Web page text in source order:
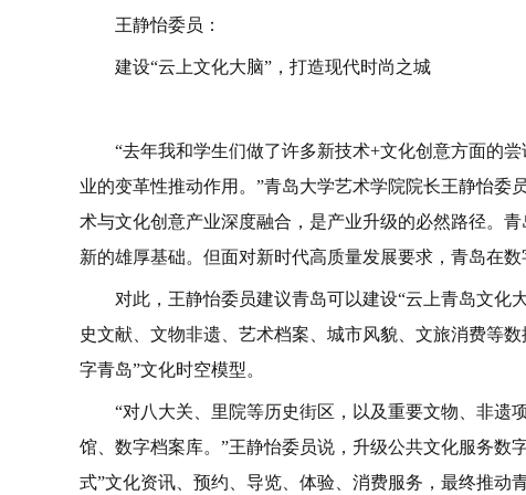
人形机器人是人工智能时代先进制造业“皇冠上的明
“作为一个处于爆发式增长阶段的未来产业，一定数
始条件。”青岛市经济发展研究院研究员张炳君委员介绍
探索技术共生、供应链协同、市场互动的新发展模式。
对此，张炳君委员建议，搭建跨领域协同创新平台
形机器人协同创新中心，聚焦智能传感器、伺服电机、
双向转化。围绕高精度视觉系统、柔性执行机构、智能
“要深化人工智能底座共建。依托青岛人工智能计算
练平台，开发面向复杂工况的强化学习框架，实现自动
来要构建双向赋能的研发体系。支持企业联合高校、研
算法、类人运动控制架构、能源协同管理等交叉学科难